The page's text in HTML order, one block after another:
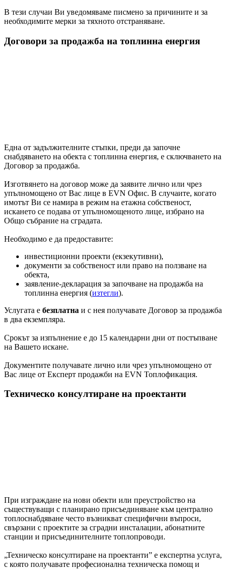
В тези случаи Ви уведомяваме писмено за причините и за
необходимите мерки за тяхното отстраняване.
Договори за продажба на топлинна енергия
Една от задължителните стъпки, преди да започне
снабдяването на обекта с топлинна енергия, е сключването на
Договор за продажба.
Изготвянето на договор може да заявите лично или чрез
упълномощено от Вас лице в EVN Офис. В случаите, когато
имотът Ви се намира в режим на етажна собственост,
искането се подава от упълномощеното лице, избрано на
Общо събрание на сградата.
Необходимо е да предоставите:
инвестиционни проекти (екзекутивни),
документи за собственост или право на ползване на
обекта,
заявление-декларация за започване на продажба на
топлинна енергия (изтегли).
Услугата е безплатна и с нея получавате Договор за продажба
в два екземпляра.
Срокът за изпълнение е до 15 календарни дни от постъпване
на Вашето искане.
Документите получавате лично или чрез упълномощено от
Вас лице от Експерт продажби на EVN Топлофикация.
Техническо консултиране на проектанти
При изграждане на нови обекти или преустройство на
съществуващи с планирано присъединяване към централно
топлоснабдяване често възникват специфични въпроси,
свързани с проектите за сградни инсталации, абонатните
станции и присъединителните топлопроводи.
„Техническо консултиране на проектанти” е експертна услуга,
с която получавате професионална техническа помощ и